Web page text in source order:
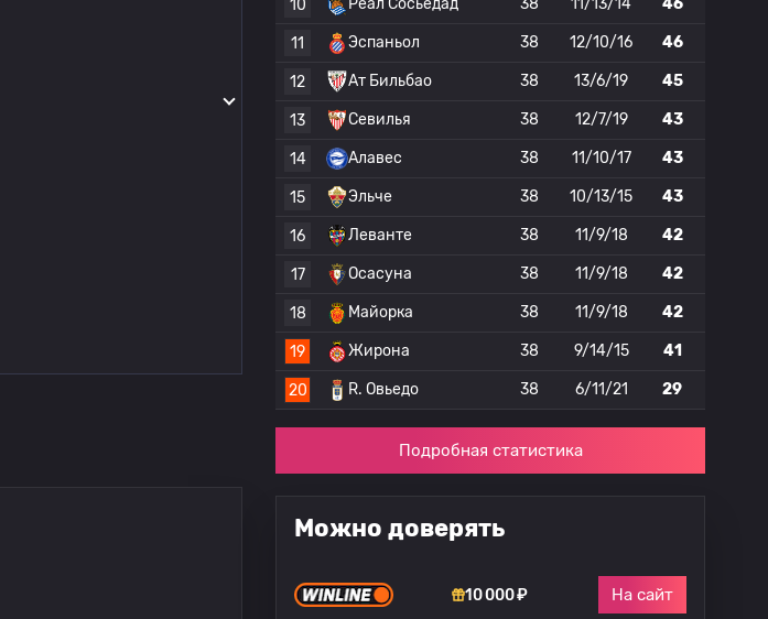
10 Реал Сосьедад 38 11/13/14 46
11 Эспаньол 38 12/10/16 46
12 Ат Бильбао 38 13/6/19 45
13 Севилья 38 12/7/19 43
14 Алавес 38 11/10/17 43
15 Эльче 38 10/13/15 43
16 Леванте 38 11/9/18 42
17 Осасуна 38 11/9/18 42
18 Майорка 38 11/9/18 42
19 Жирона 38 9/14/15 41
20 R. Овьедо 38 6/11/21 29
Подробная статистика
Можно доверять
10 000 ₽ На сайт